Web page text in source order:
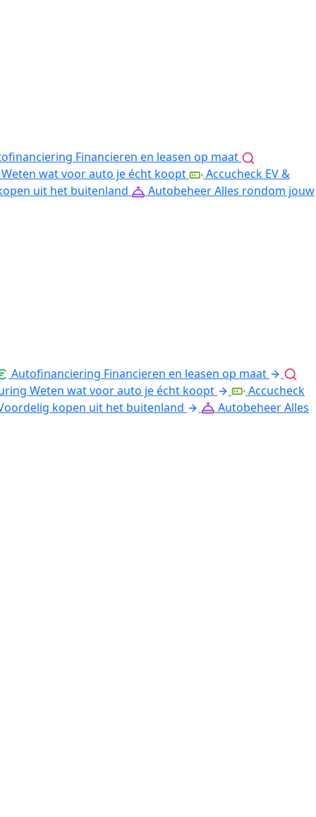
Financieren en leasen op maat
Weten wat voor auto je écht koopt
Accucheck EV &
uit het buitenland
AutobeheerAlles rondom jouw
Autofinanciering Financieren en leasen op maat
Weten wat voor auto je écht koopt
Accucheck
kopen uit het buitenland
AutobeheerAlles